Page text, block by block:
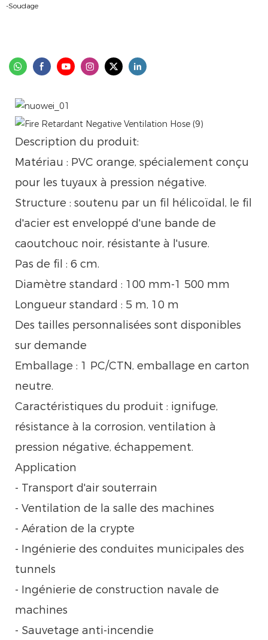
-Soudage
Description du produit:
Matériau : PVC orange, spécialement conçu
pour les tuyaux à pression négative.
Structure : soutenu par un fil hélicoïdal, le fil
d'acier est enveloppé d'une bande de
caoutchouc noir, résistante à l'usure.
Pas de fil : 6 cm.
Diamètre standard : 100 mm-1 500 mm
Longueur standard : 5 m, 10 m
Des tailles personnalisées sont disponibles
sur demande
Emballage : 1 PC/CTN, emballage en carton
neutre.
Caractéristiques du produit : ignifuge,
résistance à la corrosion, ventilation à
pression négative, échappement.
Application
- Transport d'air souterrain
- Ventilation de la salle des machines
- Aération de la crypte
- Ingénierie des conduites municipales des
tunnels
- Ingénierie de construction navale de
machines
- Sauvetage anti-incendie